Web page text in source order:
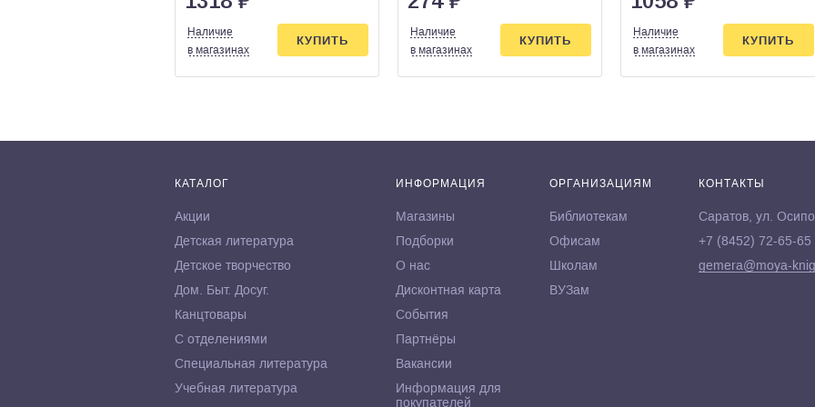
Наличие
в магазинах
КУПИТЬ
Наличие
в магазинах
КУПИТЬ
Наличие
в магазинах
КУПИТЬ
КАТАЛОГ
Акции
Детская литература
Детское творчество
Дом. Быт. Досуг.
Канцтовары
С отделениями
Специальная литература
Учебная литература
ИНФОРМАЦИЯ
Магазины
Подборки
О нас
Дисконтная карта
События
Партнёры
Вакансии
Информация для
покупателей
ОРГАНИЗАЦИЯМ
Библиотекам
Офисам
Школам
ВУЗам
КОНТАКТЫ
Саратов, ул.
+7 (8452) 72-65-65
gemera@moya-